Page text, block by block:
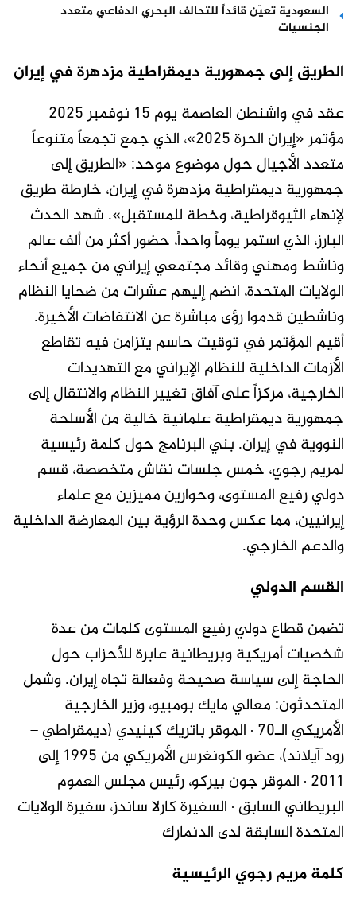
السعودية تعيّن قائداً للتحالف البحري الدفاعي متعدد
الجنسيات
الطريق إلى جمهورية ديمقراطية مزدهرة في إيران
عقد في واشنطن العاصمة يوم 15 نوفمبر 2025
مؤتمر «إيران الحرة 2025»، الذي جمع تجمعاً متنوعاً
متعدد الأجيال حول موضوع موحد: «الطريق إلى
جمهورية ديمقراطية مزدهرة في إيران، خارطة طريق
لإنهاء الثيوقراطية، وخطة للمستقبل». شهد الحدث
البارز، الذي استمر يوماً واحداً، حضور أكثر من ألف عالم
وناشط ومهني وقائد مجتمعي إيراني من جميع أنحاء
الولايات المتحدة، انضم إليهم عشرات من ضحايا النظام
وناشطين قدموا رؤى مباشرة عن الانتفاضات الأخيرة.
أقيم المؤتمر في توقيت حاسم يتزامن فيه تقاطع
الأزمات الداخلية للنظام الإيراني مع التهديدات
الخارجية، مركزاً على آفاق تغيير النظام والانتقال إلى
جمهورية ديمقراطية علمانية خالية من الأسلحة
النووية في إيران. بني البرنامج حول كلمة رئيسية
لمريم رجوي، خمس جلسات نقاش متخصصة، قسم
دولي رفيع المستوى، وحوارين مميزين مع علماء
إيرانيين، مما عكس وحدة الرؤية بين المعارضة الداخلية
والدعم الخارجي.
القسم الدولي
تضمن قطاع دولي رفيع المستوى كلمات من عدة
شخصيات أمريكية وبريطانية عابرة للأحزاب حول
الحاجة إلى سياسة صحيحة وفعالة تجاه إيران. وشمل
المتحدثون: معالي مايك بومبيو، وزير الخارجية
الأمريكي الـ70 · الموقر باتريك كينيدي (ديمقراطي –
رود آيلاند)، عضو الكونغرس الأمريكي من 1995 إلى
2011 · الموقر جون بيركو، رئيس مجلس العموم
البريطاني السابق · السفيرة كارلا ساندز، سفيرة الولايات
المتحدة السابقة لدى الدنمارك
كلمة مريم رجوي الرئيسية